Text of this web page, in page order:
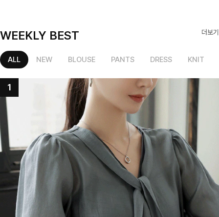
WEEKLY BEST 더보기
ALL NEW BLOUSE PANTS DRESS KNIT